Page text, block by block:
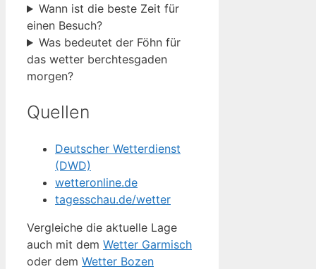
Wann ist die beste Zeit für
einen Besuch?
Was bedeutet der Föhn für
das wetter berchtesgaden
morgen?
Quellen
Deutscher Wetterdienst
(DWD)
wetteronline.de
tagesschau.de/wetter
Vergleiche die aktuelle Lage
auch mit dem Wetter Garmisch
oder dem Wetter Bozen